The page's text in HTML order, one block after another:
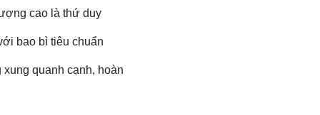
cao là thứ duy
bao bì tiêu chuẩn
quanh cạnh, hoàn